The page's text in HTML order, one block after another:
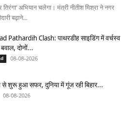
अभियान चलेगा। मंत्री नीतीश मिश्रा ने नगर
बढ़ाने...
Pathardih Clash: पाथरडीह साइडिंग में वर्चस्व
दोनों...
08-08-2026
शुरू हुआ सफर, दुनिया में गूंज रही बिहार...
08-08-2026